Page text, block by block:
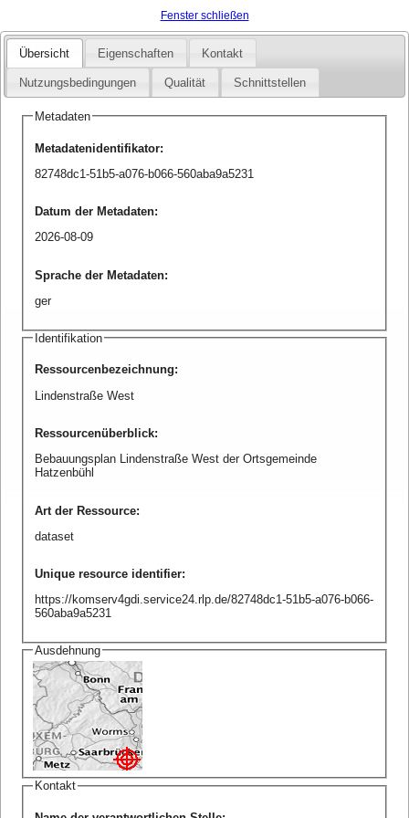
Fenster schließen
Übersicht Eigenschaften Kontakt
Nutzungsbedingungen Qualität Schnittstellen
Metadaten
Metadatenidentifikator:
82748dc1-51b5-a076-b066-560aba9a5231
Datum der Metadaten:
2026-08-09
Sprache der Metadaten:
ger
Identifikation
Ressourcenbezeichnung:
Lindenstraße West
Ressourcenüberblick:
Bebauungsplan Lindenstraße West der Ortsgemeinde
Hatzenbühl
Art der Ressource:
dataset
Unique resource identifier:
https://komserv4gdi.service24.rlp.de/82748dc1-51b5-a076-b066-
560aba9a5231
Ausdehnung
Kontakt